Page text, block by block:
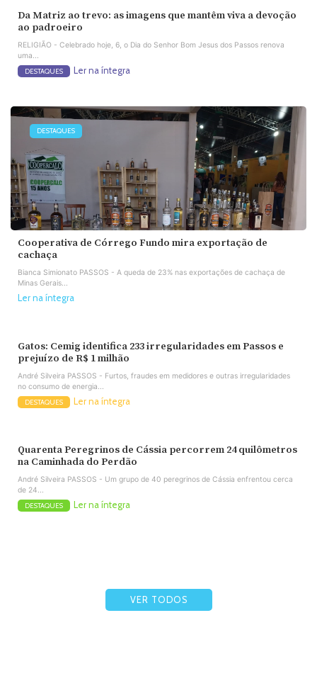
Da Matriz ao trevo: as imagens que mantêm viva a devoção
ao padroeiro
RELIGIÃO - Celebrado hoje, 6, o Dia do Senhor Bom Jesus dos Passos renova
uma...
DESTAQUES Ler na íntegra
DESTAQUES
Cooperativa de Córrego Fundo mira exportação de
cachaça
Bianca Simionato PASSOS - A queda de 23% nas exportações de cachaça de
Minas Gerais...
Ler na íntegra
Gatos: Cemig identifica 233 irregularidades em Passos e
prejuízo de R$ 1 milhão
André Silveira PASSOS - Furtos, fraudes em medidores e outras irregularidades
no consumo de energia...
DESTAQUES Ler na íntegra
Quarenta Peregrinos de Cássia percorrem 24 quilômetros
na Caminhada do Perdão
André Silveira PASSOS - Um grupo de 40 peregrinos de Cássia enfrentou cerca
de 24...
DESTAQUES Ler na íntegra
VER TODOS